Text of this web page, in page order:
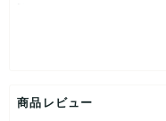
やや傷や汚れあり
商品レビュー